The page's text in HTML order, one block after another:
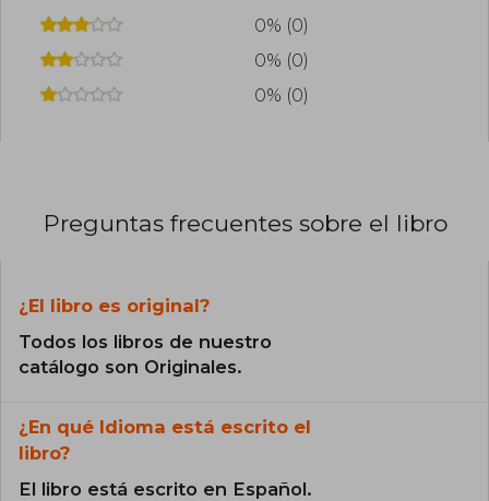
0% (0)
0% (0)
0% (0)
Preguntas frecuentes sobre el libro
¿El libro es original?
Todos los libros de nuestro
catálogo son Originales.
¿En qué Idioma está escrito el
libro?
El libro está escrito en Español.